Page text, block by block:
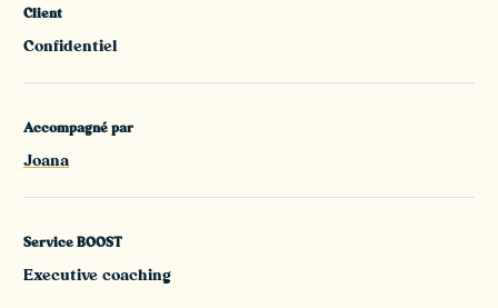
Client
Confidentiel
Accompagné par
Joana
Service BOOST
Executive coaching